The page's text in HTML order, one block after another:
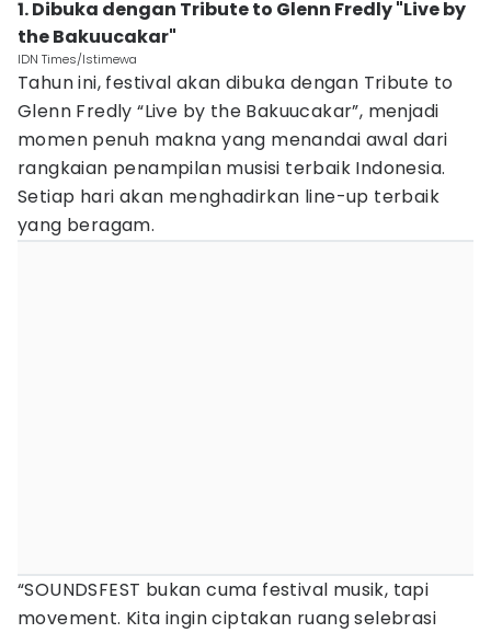
1. Dibuka dengan Tribute to Glenn Fredly "Live by
the Bakuucakar"
IDN Times/Istimewa
Tahun ini, festival akan dibuka dengan Tribute to
Glenn Fredly “Live by the Bakuucakar”, menjadi
momen penuh makna yang menandai awal dari
rangkaian penampilan musisi terbaik Indonesia.
Setiap hari akan menghadirkan line-up terbaik
yang beragam.
“SOUNDSFEST bukan cuma festival musik, tapi
movement. Kita ingin ciptakan ruang selebrasi